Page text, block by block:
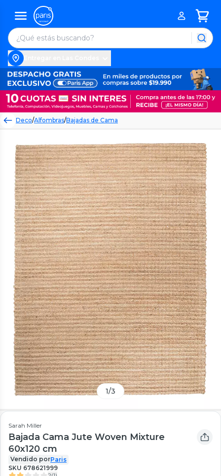
Deco/Alfombras/Bajadas de Cama
1/3
Sarah Miller
Bajada Cama Jute Woven Mixture
60x120 cm
Vendido porParis
SKU 678621999